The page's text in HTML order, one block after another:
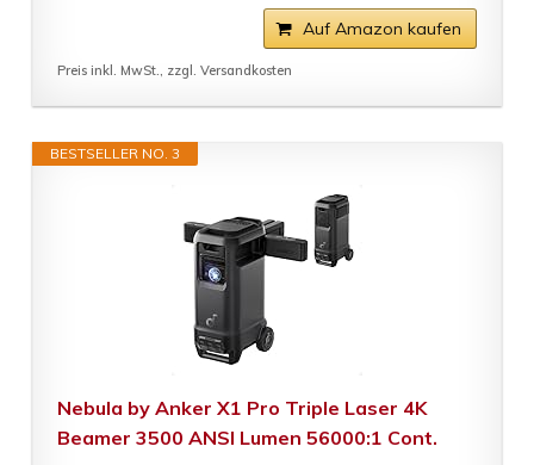
Auf Amazon kaufen
Preis inkl. MwSt., zzgl. Versandkosten
BESTSELLER NO. 3
Nebula by Anker X1 Pro Triple Laser 4K
Beamer 3500 ANSI Lumen 56000:1 Cont.